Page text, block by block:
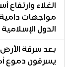
الغلاء وارتفاع
مواجهات
الدول الإسلامية
بعد سرقة
يسرقون دموع